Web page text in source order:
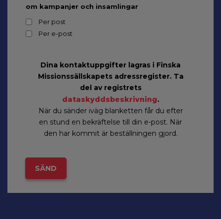
om kampanjer och insamlingar
Per post
Per e-post
Dina kontaktuppgifter lagras i Finska
Missionssällskapets adressregister. Ta
del av registrets
dataskyddsbeskrivning.
När du sänder iväg blanketten får du efter
en stund en bekräftelse till din e-post. När
den har kommit är beställningen gjord.